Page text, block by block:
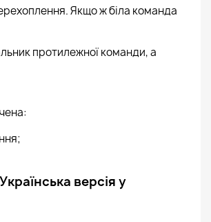
Якщо ж біла команда
протилежної команди, а
версія у